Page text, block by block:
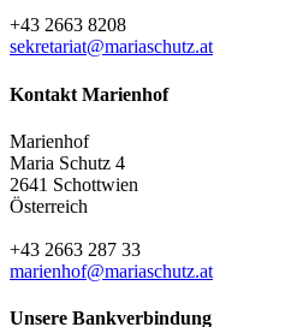
+43 2663 8208
sekretariat@mariaschutz.at
Kontakt Marienhof
Marienhof
Maria Schutz 4
2641 Schottwien
Österreich
+43 2663 287 33
marienhof@mariaschutz.at
Unsere Bankverbindung